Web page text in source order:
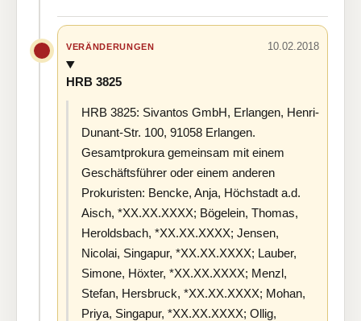
VERÄNDERUNGEN 10.02.2018
HRB 3825
HRB 3825: Sivantos GmbH, Erlangen, Henri-
Dunant-Str. 100, 91058 Erlangen.
Gesamtprokura gemeinsam mit einem
Geschäftsführer oder einem anderen
Prokuristen: Bencke, Anja, Höchstadt a.d.
Aisch, *XX.XX.XXXX; Bögelein, Thomas,
Heroldsbach, *XX.XX.XXXX; Jensen,
Nicolai, Singapur, *XX.XX.XXXX; Lauber,
Simone, Höxter, *XX.XX.XXXX; Menzl,
Stefan, Hersbruck, *XX.XX.XXXX; Mohan,
Priya, Singapur, *XX.XX.XXXX; Ollig,